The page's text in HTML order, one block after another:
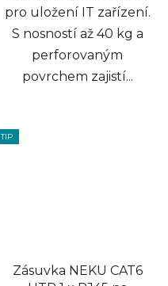
pro uložení IT zařízení.
S nosností až 40 kg a
perforovaným
povrchem zajistí...
TIP
Zásuvka NEKU CAT6